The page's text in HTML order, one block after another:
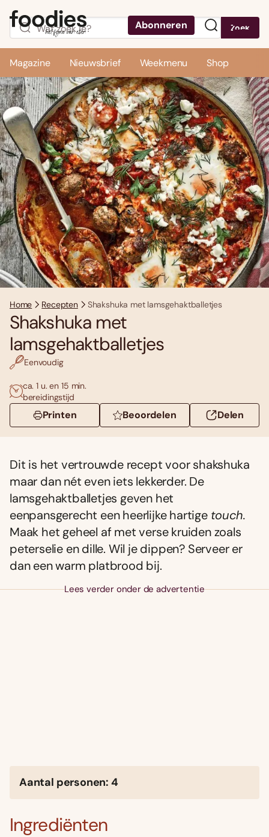
Abonneren Zoek
Magazine Nieuwsbrief Weekmenu Shop
Home Recepten Shakshuka met lamsgehaktballetjes
Shakshuka met
lamsgehaktballetjes
Eenvoudig
ca. 1 u. en 15 min.
bereidingstijd
Printen Beoordelen Delen
Dit is het vertrouwde recept voor shakshuka
maar dan nét even iets lekkerder. De
lamsgehaktballetjes geven het
eenpansgerecht een heerlijke hartige touch.
Maak het geheel af met verse kruiden zoals
peterselie en dille. Wil je dippen? Serveer er
dan een warm platbrood bij.
Lees verder onder de advertentie
Aantal personen: 4
Ingrediënten